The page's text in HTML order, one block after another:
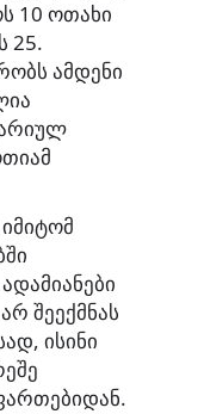
10 ოთახი
25.
ამდენი
შეექმნას
ისინი